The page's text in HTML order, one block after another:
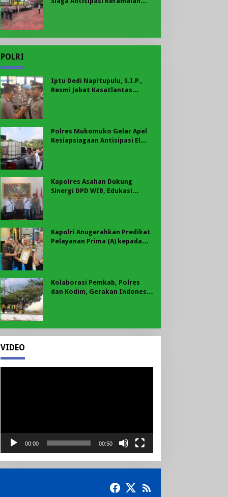
POLRI
Iptu Dedi Napitupulu, S.I.P.,
Resmi Jabat Kasatlantas
Polres Mukomuko Gelar Apel
Kesiapsiagaan Antisipasi El
Kapolres Asahan Dukung
Sinergi DPD WIB, Edukasi
Kapolri Anugerahkan Predikat
Pelayanan Prima (A) kepada
Kolaborasi Pemkab, Polres
dan Kodim, Gerakan Indonesia
VIDEO
00:00 00:50